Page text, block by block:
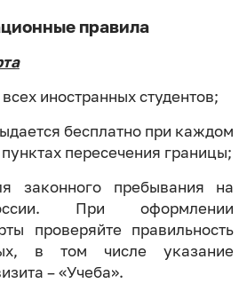
правила
иностранных студентов;
бесплатно при каждом
пересечения границы;
законного пребывания на
При оформлении
проверяйте правильность
в том числе указание
– «Учеба».